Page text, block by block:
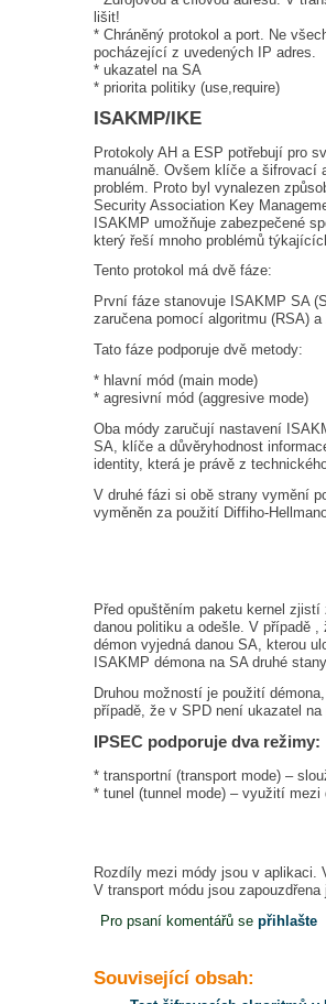
lišit!
* Chráněný protokol a port. Ne
pocházející z uvedených IP adres.
* ukazatel na SA
* priorita politiky (use,require)
ISAKMP/IKE
Protokoly AH a ESP potřebují pro
manuálně. Ovšem klíče a
problém. Proto byl vynalezen
Security Association Key
ISAKMP umožňuje zabezpečené
který řeší mnoho problémů
Tento protokol má dvě fáze:
První fáze stanovuje ISAKMP SA
zaručena pomocí algoritmu (RSA)
Tato fáze podporuje dvě metody:
* hlavní mód (main mode)
* agresivní mód (aggresive mode)
Oba módy zaručují nastavení
SA, klíče a důvěryhodnost
identity, která je právě z
V druhé fázi si obě strany vymění
vyměněn za použití Diffiho-
Před opuštěním paketu kernel
danou politiku a odešle. V případě
démon vyjedná danou SA, kterou
ISAKMP démona na SA druhé
Druhou možností je použití
případě, že v SPD není ukazatel
IPSEC podporuje dva režimy:
* transportní (transport mode) –
* tunel (tunnel mode) – využití mezi
Rozdíly mezi módy jsou v aplikaci.
V transport módu jsou
Pro psaní komentářů sepřihlašte
Související obsah: